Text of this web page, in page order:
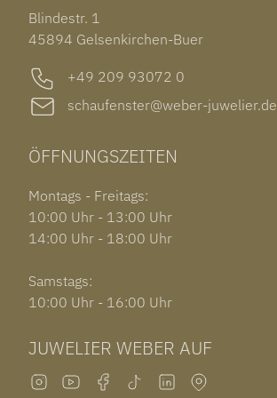
OUT OF COLLECTION
GARMIN VENU 3S
Blindestr. 1
45894 Gelsenkirchen-Buer
+49 209 93072 0
schaufenster@weber-juwelier.de
ÖFFNUNGSZEITEN
Montags - Freitags:
10:00 Uhr - 13:00 Uhr
14:00 Uhr - 18:00 Uhr
Samstags:
10:00 Uhr - 16:00 Uhr
JUWELIER WEBER AUF